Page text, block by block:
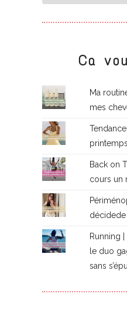
Ca
Ma
mes
Back on
cours un
décidede
Running
le duo
sans